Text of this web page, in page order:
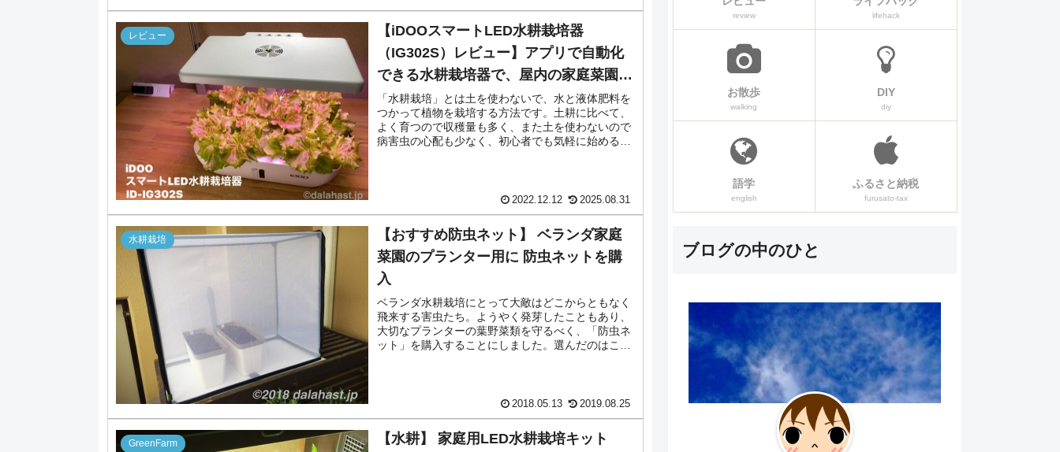
レビュー
【iDOOスマートLED水耕栽培器
（IG302S）レビュー】アプリで自動化
できる水耕栽培器で、屋内の家庭菜園を
実現しよう！
「水耕栽培」とは土を使わないで、水と液体肥料を
つかって植物を栽培する方法です。土耕に比べて、
よく育つので収穫量も多く、また土を使わないので
病害虫の心配も少なく、初心者でも気軽に始めるこ
2022.12.12 2025.08.31
水耕栽培
【おすすめ防虫ネット】 ベランダ家庭
菜園のプランター用に 防虫ネットを購
入
ベランダ水耕栽培にとって大敵はどこからともなく
飛来する害虫たち。ようやく発芽したこともあり、
大切なプランターの葉野菜類を守るべく、「防虫ネ
ット」を購入することにしました。選んだのはこち
2018.05.13 2019.08.25
GreenFarm
【水耕】 家庭用LED水耕栽培キット
review lifehack
お散歩
walking
DIY
diy
語学
english
ふるさと納税
furusato-tax
ブログの中のひと